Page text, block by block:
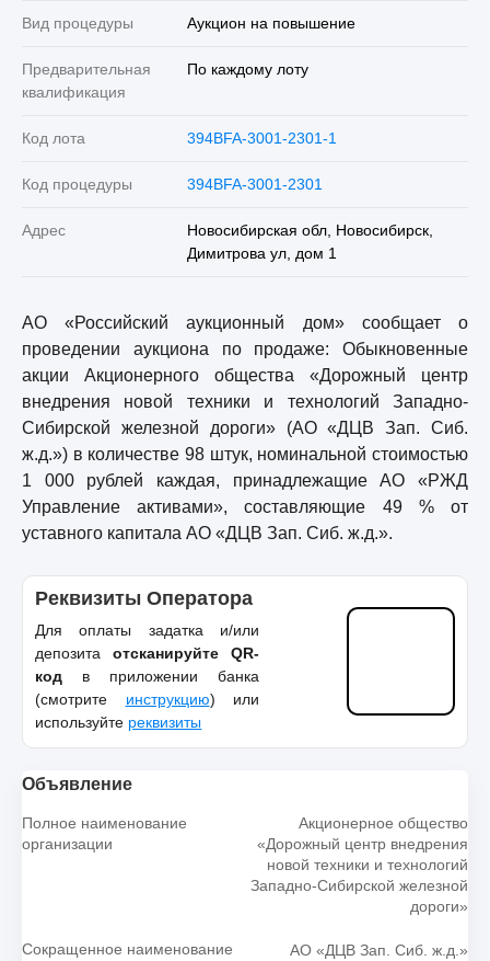
Вид процедуры Аукцион на повышение
Предварительная
квалификация
По каждому лоту
Код лота 394BFA-3001-2301-1
Код процедуры 394BFA-3001-2301
Адрес
Новосибирская обл, Новосибирск,
Димитрова ул, дом 1
АО «Российский аукционный дом» сообщает о
проведении аукциона по продаже: Обыкновенные
акции Акционерного общества «Дорожный центр
внедрения новой техники и технологий Западно-
Сибирской железной дороги» (АО «ДЦВ Зап. Сиб.
ж.д.») в количестве 98 штук, номинальной стоимостью
1 000 рублей каждая, принадлежащие АО «РЖД
Управление активами», составляющие 49 % от
уставного капитала АО «ДЦВ Зап. Сиб. ж.д.».
Реквизиты Оператора
Для оплаты задатка и/или
депозита отсканируйте QR-
код в приложении банка
(смотрите инструкцию) или
используйте реквизиты
Объявление
Полное наименование
организации
Акционерное общество
«Дорожный центр внедрения
новой техники и технологий
Западно-Сибирской железной
дороги»
Сокращенное наименование
АО «ДЦВ Зап. Сиб. ж.д.»